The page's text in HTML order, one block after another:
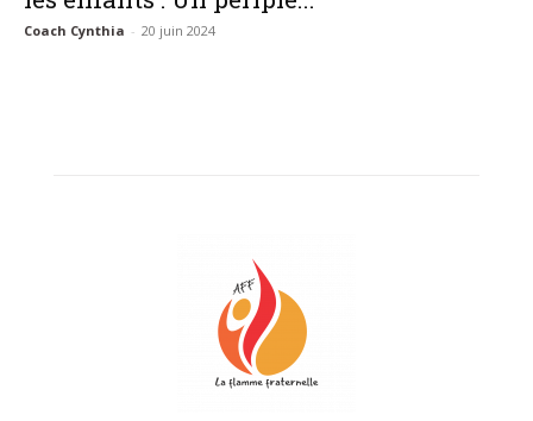
AFF
Coach Cynthia - 20 juin 2024